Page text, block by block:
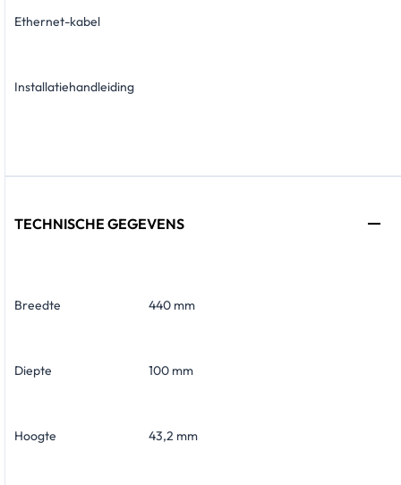
Ethernet-kabel
Installatiehandleiding
TECHNISCHE GEGEVENS
Breedte 440 mm
Diepte 100 mm
Hoogte 43,2 mm